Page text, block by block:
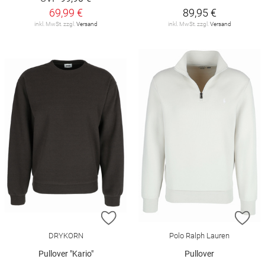
69,99 €
inkl. MwSt. zzgl. Versand
89,95 €
inkl. MwSt. zzgl. Versand
ZUR WUNSCHLISTE HINZUFÜGEN
DRYKORN
Pullover "Kario"
Polo Ralph Lauren
Pullover